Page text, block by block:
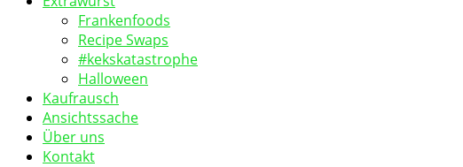
Frankenfoods
Recipe Swaps
#kekskatastrophe
Halloween
Kaufrausch
Ansichtssache
Über uns
Kontakt